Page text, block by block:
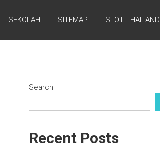
SEKOLAH SITEMAP SLOT THAILAND
Search
Recent Posts